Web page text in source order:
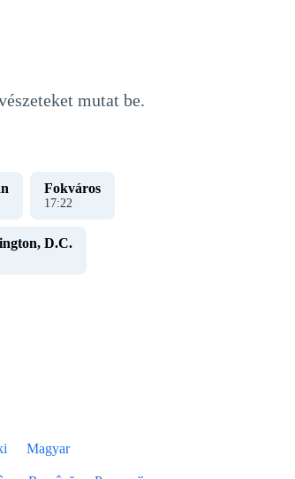
mutat be.
Fokváros
17:22
D.C.
Magyar